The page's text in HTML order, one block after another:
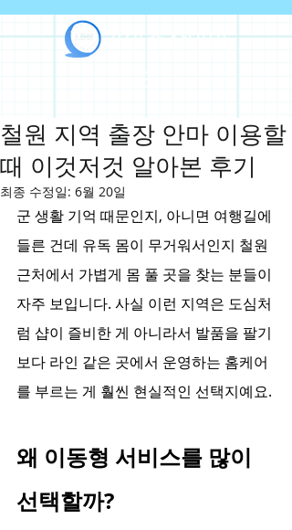
라인출장안마
철원 지역 출장 안마 이용할
때 이것저것 알아본 후기
최종 수정일: 6월 20일
군 생활 기억 때문인지, 아니면 여행길에
들른 건데 유독 몸이 무거워서인지 철원
근처에서 가볍게 몸 풀 곳을 찾는 분들이
자주 보입니다. 사실 이런 지역은 도심처
럼 샵이 즐비한 게 아니라서 발품을 팔기
보다 라인 같은 곳에서 운영하는 홈케어
를 부르는 게 훨씬 현실적인 선택지예요.
왜 이동형 서비스를 많이
선택할까?